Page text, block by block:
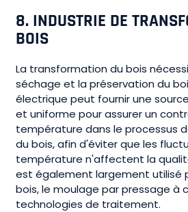
8. INDUSTRIE DE
BOIS
La transformation du bois
séchage et la préservation du
électrique peut fournir une
et uniforme pour assurer un
température dans le processus
du bois, afin d'éviter que les
température n'affectent la
est également largement utilisé
bois, le moulage par pressage à
technologies de traitement.